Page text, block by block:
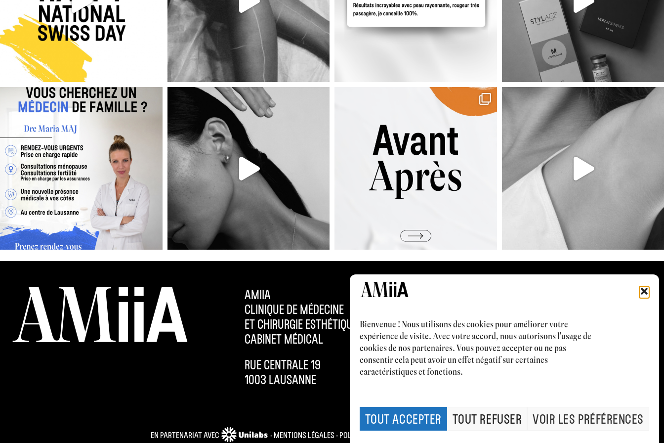
Bienvenue ! Nous utilisons des cookies pour améliorer votre
expérience de visite. Avec votre accord, nous autorisons l'usage de
cookies de nos partenaires. Vous pouvez accepter ou ne pas
consentir cela peut avoir un effet négatif sur certaines
caractéristiques et fonctions.
TOUT ACCEPTER TOUT REFUSER VOIR LES PRÉFÉRENCES
AMIIA
CLINIQUE DE MÉDECINE
ET CHIRURGIE ESTHÉTIQUE,
CABINET MÉDICAL
RUE CENTRALE 19
1003 LAUSANNE
HORAIRES DE LA CLINIQUE
LU – VE 9H – 18H30
1 SAMEDI/MOIS 9H – 17H
INFO@AMIIACLINIQUE.CH
CABINET MÉDICAL
CONTACT
EN PARTENARIAT AVEC -MENTIONS LÉGALES-POLITIQUE DE CONFIDENTIALITÉ
PRENDRE RDV